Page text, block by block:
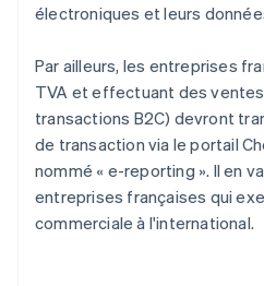
électroniques et leurs
Par ailleurs, les entreprises
TVA et effectuant des
transactions B2C) devront
de transaction via le portail
nommé « e-reporting ». Il en
entreprises françaises qui
commerciale à l'international.